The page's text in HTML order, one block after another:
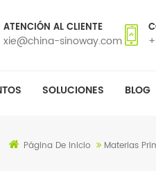
ATENCIÓN AL CLIENTE
xie@china-sinoway.com
SOLUCIONES BLOG
Página De Inicio Materias